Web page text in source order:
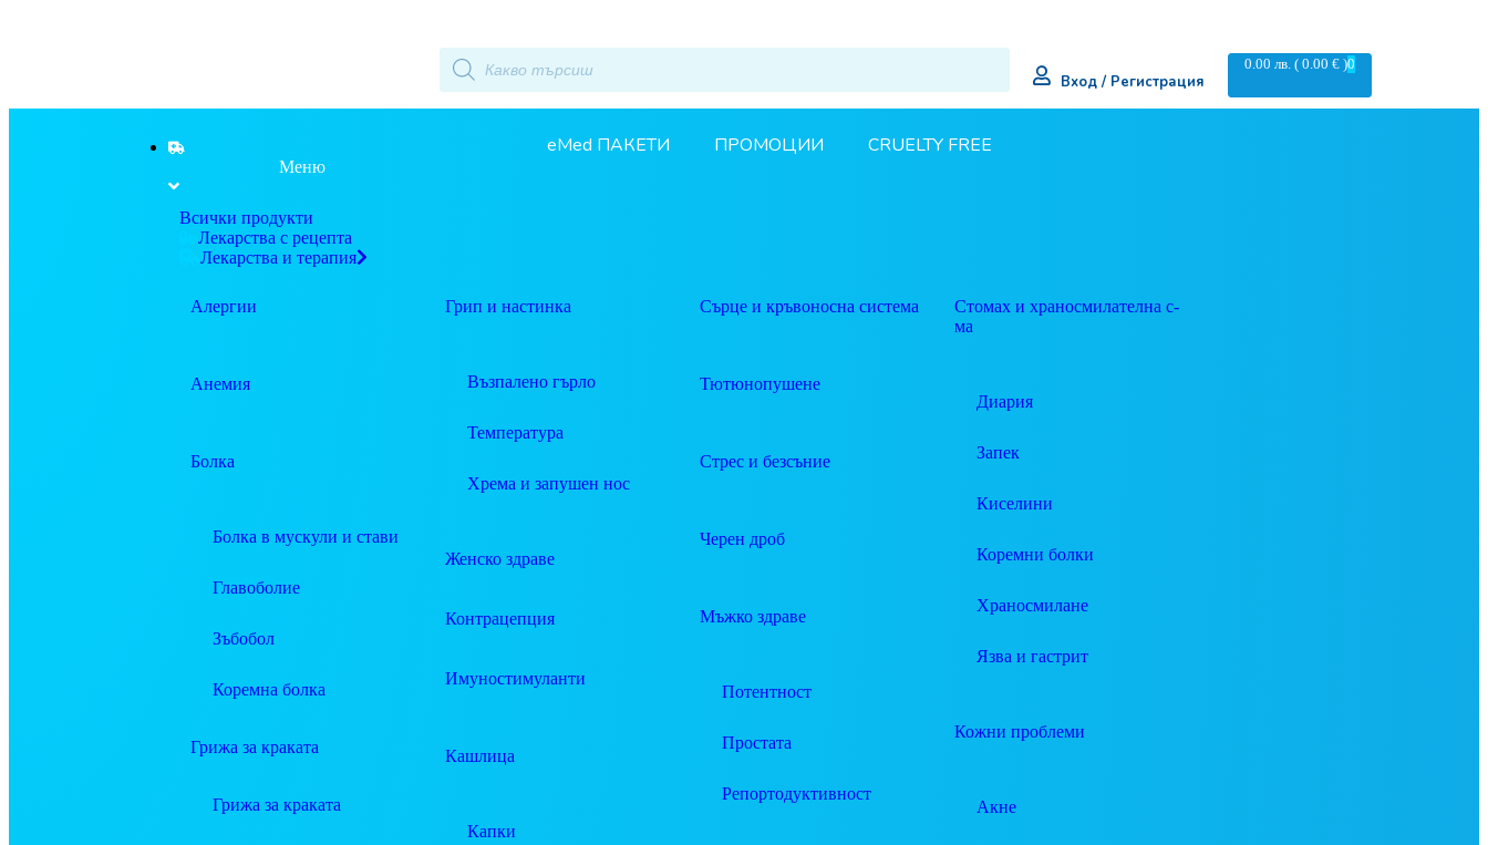
Вход / Регистрация
0
0.00 лв. ( 0.00 € )
Меню
Всички продукти
Лекарства с рецепта
Лекарства и терапия
Алергии
Анемия
Болка
Болка в мускули и стави
Главоболие
Зъбобол
Коремна болка
Грижа за краката
Грижа за краката
Грип и настинка
Възпалено гърло
Температура
Хрема и запушен нос
Женско здраве
Контрацепция
Имуностимуланти
Кашлица
Капки
Сърце и кръвоносна система
Тютюнопушене
Стрес и безсъние
Черен дроб
Мъжко здраве
Потентност
Простата
Репортодуктивност
Стомах и храносмилателна с-
ма
Диария
Запек
Киселини
Коремни болки
Храносмилане
Язва и гастрит
Кожни проблеми
Акне
eMed ПАКЕТИ ПРОМОЦИИ CRUELTY FREE